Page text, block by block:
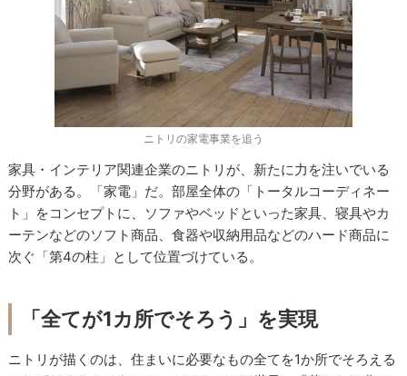
ニトリの家電事業を追う
家具・インテリア関連企業のニトリが、新たに力を注いでいる
分野がある。「家電」だ。部屋全体の「トータルコーディネー
ト」をコンセプトに、ソファやベッドといった家具、寝具やカ
ーテンなどのソフト商品、食器や収納用品などのハード商品に
次ぐ「第4の柱」として位置づけている。
「全てが1カ所でそろう」を実現
ニトリが描くのは、住まいに必要なもの全てを1か所でそろえる